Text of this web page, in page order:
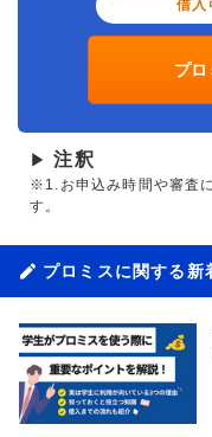
借入
プロ
▶ 注釈
※1.お申込み時間や審査
す。
プロミスに関する新